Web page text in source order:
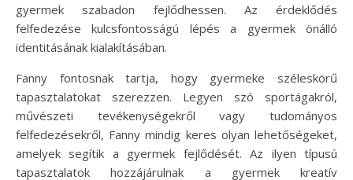
gyermek szabadon fejlődhessen. Az érdeklődés
felfedezése kulcsfontosságú lépés a gyermek önálló
identitásának kialakításában.
Fanny fontosnak tartja, hogy gyermeke széleskörű
tapasztalatokat szerezzen. Legyen szó sportágakról,
művészeti tevékenységekről vagy tudományos
felfedezésekről, Fanny mindig keres olyan lehetőségeket,
amelyek segítik a gyermek fejlődését. Az ilyen típusú
tapasztalatok hozzájárulnak a gyermek kreatív